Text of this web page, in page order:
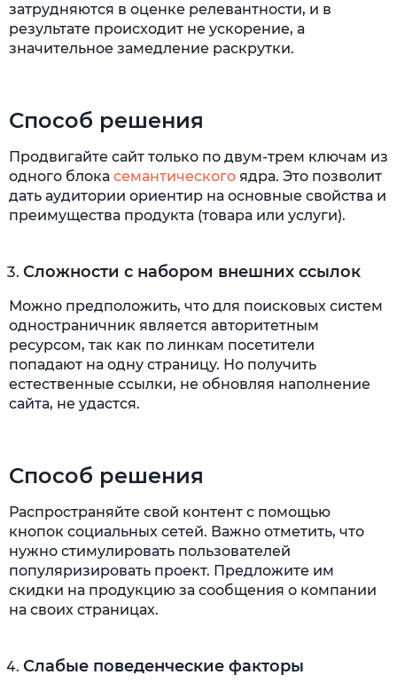
затрудняются в оценке релевантности, и в
результате происходит не ускорение, а
значительное замедление раскрутки.
Способ решения
Продвигайте сайт только по двум-трем ключам из
одного блока семантического ядра. Это позволит
дать аудитории ориентир на основные свойства и
преимущества продукта (товара или услуги).
Сложности с набором внешних ссылок
Можно предположить, что для поисковых систем
одностраничник является авторитетным
ресурсом, так как по линкам посетители
попадают на одну страницу. Но получить
естественные ссылки, не обновляя наполнение
сайта, не удастся.
Способ решения
Распространяйте свой контент с помощью
кнопок социальных сетей. Важно отметить, что
нужно стимулировать пользователей
популяризировать проект. Предложите им
скидки на продукцию за сообщения о компании
на своих страницах.
Слабые поведенческие факторы